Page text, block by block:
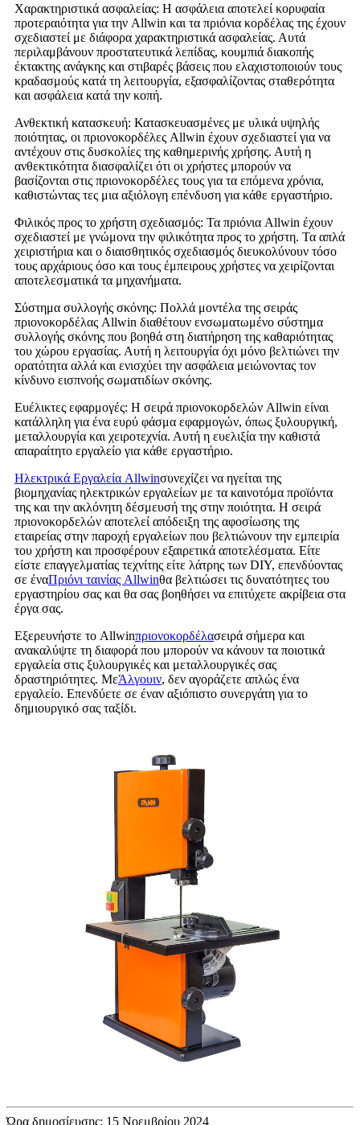
Χαρακτηριστικά ασφαλείας: Η ασφάλεια αποτελεί κορυφαία
προτεραιότητα για την Allwin και τα πριόνια κορδέλας της έχουν
σχεδιαστεί με διάφορα χαρακτηριστικά ασφαλείας. Αυτά
περιλαμβάνουν προστατευτικά λεπίδας, κουμπιά διακοπής
έκτακτης ανάγκης και στιβαρές βάσεις που ελαχιστοποιούν τους
κραδασμούς κατά τη λειτουργία, εξασφαλίζοντας σταθερότητα
και ασφάλεια κατά την κοπή.
Ανθεκτική κατασκευή: Κατασκευασμένες με υλικά υψηλής
ποιότητας, οι πριονοκορδέλες Allwin έχουν σχεδιαστεί για να
αντέχουν στις δυσκολίες της καθημερινής χρήσης. Αυτή η
ανθεκτικότητα διασφαλίζει ότι οι χρήστες μπορούν να
βασίζονται στις πριονοκορδέλες τους για τα επόμενα χρόνια,
καθιστώντας τες μια αξιόλογη επένδυση για κάθε εργαστήριο.
Φιλικός προς το χρήστη σχεδιασμός: Τα πριόνια Allwin έχουν
σχεδιαστεί με γνώμονα την φιλικότητα προς το χρήστη. Τα απλά
χειριστήρια και ο διαισθητικός σχεδιασμός διευκολύνουν τόσο
τους αρχάριους όσο και τους έμπειρους χρήστες να χειρίζονται
αποτελεσματικά τα μηχανήματα.
Σύστημα συλλογής σκόνης: Πολλά μοντέλα της σειράς
πριονοκορδέλας Allwin διαθέτουν ενσωματωμένο σύστημα
συλλογής σκόνης που βοηθά στη διατήρηση της καθαριότητας
του χώρου εργασίας. Αυτή η λειτουργία όχι μόνο βελτιώνει την
ορατότητα αλλά και ενισχύει την ασφάλεια μειώνοντας τον
κίνδυνο εισπνοής σωματιδίων σκόνης.
Ευέλικτες εφαρμογές: Η σειρά πριονοκορδελών Allwin είναι
κατάλληλη για ένα ευρύ φάσμα εφαρμογών, όπως ξυλουργική,
μεταλλουργία και χειροτεχνία. Αυτή η ευελιξία την καθιστά
απαραίτητο εργαλείο για κάθε εργαστήριο.
Ηλεκτρικά Εργαλεία Allwinσυνεχίζει να ηγείται της
βιομηχανίας ηλεκτρικών εργαλείων με τα καινοτόμα προϊόντα
της και την ακλόνητη δέσμευσή της στην ποιότητα. Η σειρά
πριονοκορδελών αποτελεί απόδειξη της αφοσίωσης της
εταιρείας στην παροχή εργαλείων που βελτιώνουν την εμπειρία
του χρήστη και προσφέρουν εξαιρετικά αποτελέσματα. Είτε
είστε επαγγελματίας τεχνίτης είτε λάτρης των DIY, επενδύοντας
σε έναΠριόνι ταινίας Allwinθα βελτιώσει τις δυνατότητες του
εργαστηρίου σας και θα σας βοηθήσει να επιτύχετε ακρίβεια στα
έργα σας.
Εξερευνήστε το Allwinπριονοκορδέλασειρά σήμερα και
ανακαλύψτε τη διαφορά που μπορούν να κάνουν τα ποιοτικά
εργαλεία στις ξυλουργικές και μεταλλουργικές σας
δραστηριότητες. ΜεΆλγουιν, δεν αγοράζετε απλώς ένα
εργαλείο. Επενδύετε σε έναν αξιόπιστο συνεργάτη για το
δημιουργικό σας ταξίδι.
Ώρα δημοσίευσης: 15 Νοεμβρίου 2024